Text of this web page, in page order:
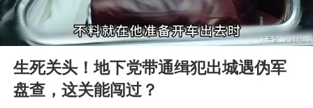
泰国校园枪击案死亡人数升至7人
改名后的“青海拉面”店
台军“汉光秀”开场闹剧多
公司“上四休三”但要降薪1000元
Play
00:00 02:37
生死关头！地下党带通缉犯出城遇伪军
盘查，这关能闯过？